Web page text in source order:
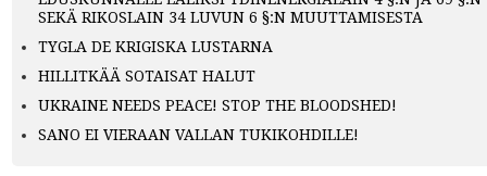
SEKÄ RIKOSLAIN 34 LUVUN 6 §:N MUUTTAMISESTA
TYGLA DE KRIGISKA LUSTARNA
HILLITKÄÄ SOTAISAT HALUT
UKRAINE NEEDS PEACE! STOP THE BLOODSHED!
SANO EI VIERAAN VALLAN TUKIKOHDILLE!